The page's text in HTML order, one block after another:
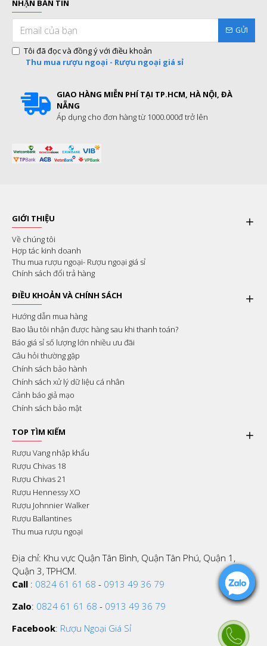
NHẬN BẢN TIN
GỬI
Tôi đã đọc và đồng ý với điều khoản
Thu mua rượu ngoại - Rượu ngoại giá sỉ
GIAO HÀNG MIỄN PHÍ TẠI TP.HCM, HÀ NỘI, ĐÀ
NẴNG
Áp dụng cho đơn hàng từ 1000.000đ trở lên
GIỚI THIỆU
Về chúng tôi
Hợp tác kinh doanh
Thu mua rượu ngoại- Rượu ngoại giá sỉ
Chính sách đổi trả hàng
ĐIỀU KHOẢN VÀ CHÍNH SÁCH
Hướng dẫn mua hàng
Bao lâu tôi nhận được hàng sau khi thanh toán?
Báo giá sỉ số lượng lớn nhiều ưu đãi
Câu hỏi thường gặp
Chính sách bảo hành
Chính sách xử lý dữ liệu cá nhân
Cảnh báo giả mạo
Chính sách bảo mật
TOP TÌM KIẾM
Rượu Vang nhập khẩu
Rượu Chivas 18
Rượu Chivas 21
Rượu Hennessy XO
Rượu Johnnier Walker
Rượu Ballantines
Thu mua rượu ngoại
Địa chỉ: Khu vực Quận Tân Bình, Quận Tân Phú, Quận 1,
Quận 3, TPHCM.
Call : 0824 61 61 68 - 0913 49 36 79
Zalo: 0824 61 61 68 - 0913 49 36 79
Facebook: Rượu Ngoại Giá Sỉ